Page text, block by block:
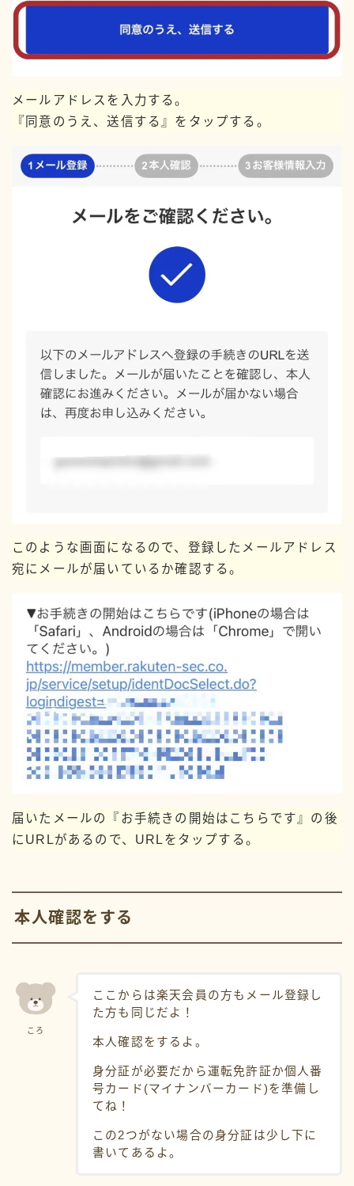
メールアドレスを入力する。
『同意のうえ、送信する』をタップする。
このような画面になるので、登録したメールアドレス
宛にメールが届いているか確認する。
届いたメールの『お手続きの開始はこちらです』の後
にURLがあるので、URLをタップする。
本人確認をする
ころ
ここからは楽天会員の方もメール登録し
た方も同じだよ！
本人確認をするよ。
身分証が必要だから運転免許証か個人番
号カード(マイナンバーカード)を準備し
てね！
この2つがない場合の身分証は少し下に
書いてあるよ。